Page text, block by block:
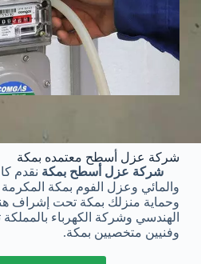
شركة عزل أسطح معتمده بمكة
شركة عزل أسطح بمكة نقدم
والمائي وعزل الفوم بمكة
وحماية منزلك بمكة تحت إشراف
الهندسي وشركة الكهرباء
وفنيين متخصيين بمكة.